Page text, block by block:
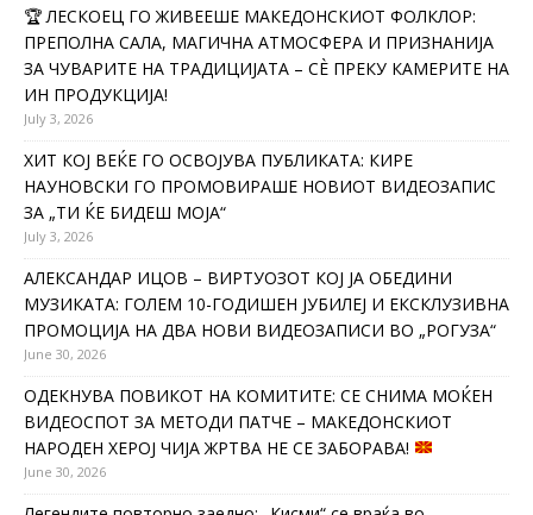
🏆 ЛЕСКОЕЦ ГО ЖИВЕЕШЕ МАКЕДОНСКИОТ ФОЛКЛОР:
ПРЕПОЛНА САЛА, МАГИЧНА АТМОСФЕРА И ПРИЗНАНИЈА
ЗА ЧУВАРИТЕ НА ТРАДИЦИЈАТА – СÈ ПРЕКУ КАМЕРИТЕ НА
ИН ПРОДУКЦИЈА!
July 3, 2026
ХИТ КОЈ ВЕЌЕ ГО ОСВОЈУВА ПУБЛИКАТА: КИРЕ
НАУНОВСКИ ГО ПРОМОВИРАШЕ НОВИОТ ВИДЕОЗАПИС
ЗА „ТИ ЌЕ БИДЕШ МОЈА“
July 3, 2026
АЛЕКСАНДАР ИЦОВ – ВИРТУОЗОТ КОЈ ЈА ОБЕДИНИ
МУЗИКАТА: ГОЛЕМ 10-ГОДИШЕН ЈУБИЛЕЈ И ЕКСКЛУЗИВНА
ПРОМОЦИЈА НА ДВА НОВИ ВИДЕОЗАПИСИ ВО „РОГУЗА“
June 30, 2026
ОДЕКНУВА ПОВИКОТ НА КОМИТИТЕ: СЕ СНИМА МОЌЕН
ВИДЕОСПОТ ЗА МЕТОДИ ПАТЧЕ – МАКЕДОНСКИОТ
НАРОДЕН ХЕРОЈ ЧИЈА ЖРТВА НЕ СЕ ЗАБОРАВА!
June 30, 2026